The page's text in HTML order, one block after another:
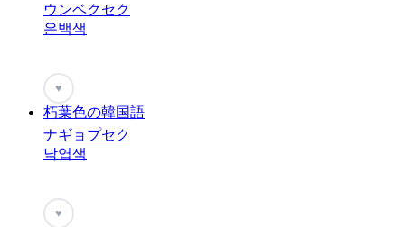
ウンベクセク
은백색
♥
朽葉色の韓国語
ナギョプセク
낙엽색
♥